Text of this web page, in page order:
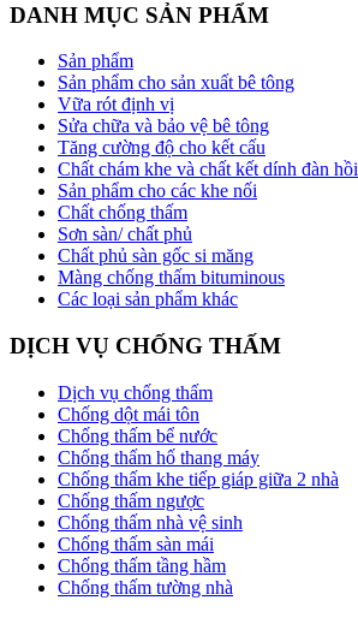
DANH MỤC SẢN PHẨM
Sản phẩm
Sản phẩm cho sản xuất bê tông
Vữa rót định vị
Sửa chữa và bảo vệ bê tông
Tăng cường độ cho kết cấu
Chất chám khe và chất kết dính đàn hồi
Sản phẩm cho các khe nối
Chất chống thấm
Sơn sàn/ chất phủ
Chất phủ sàn gốc si măng
Màng chống thấm bituminous
Các loại sản phẩm khác
DỊCH VỤ CHỐNG THẤM
Dịch vụ chống thấm
Chống dột mái tôn
Chống thấm bể nước
Chống thấm hố thang máy
Chống thấm khe tiếp giáp giữa 2 nhà
Chống thấm ngược
Chống thấm nhà vệ sinh
Chống thấm sàn mái
Chống thấm tầng hầm
Chống thấm tường nhà